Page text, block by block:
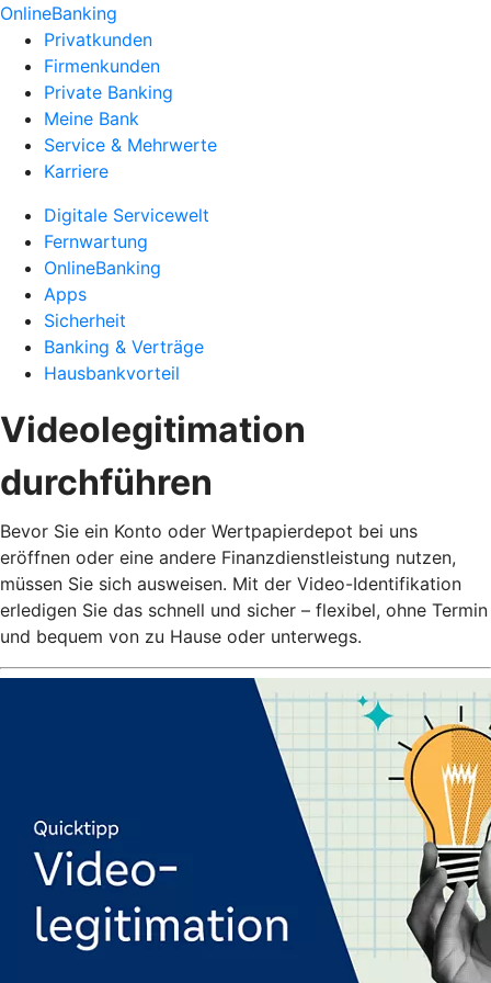
OnlineBanking
Privatkunden
Firmenkunden
Private Banking
Meine Bank
Service & Mehrwerte
Karriere
Digitale Servicewelt
Fernwartung
OnlineBanking
Apps
Sicherheit
Banking & Verträge
Hausbankvorteil
Videolegitimation
durchführen
Bevor Sie ein Konto oder Wertpapierdepot bei uns
eröffnen oder eine andere Finanzdienstleistung nutzen,
müssen Sie sich ausweisen. Mit der Video-Identifikation
erledigen Sie das schnell und sicher – flexibel, ohne Termin
und bequem von zu Hause oder unterwegs.